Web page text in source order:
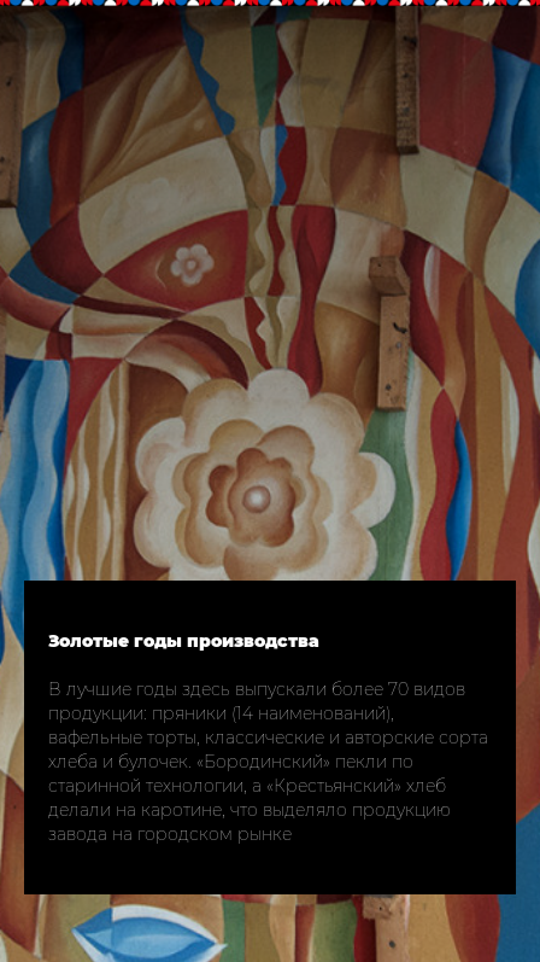
Золотые годы производства
В лучшие годы здесь выпускали более 70 видов
продукции: пряники (14 наименований),
вафельные торты, классические и авторские сорта
хлеба и булочек. «Бородинский» пекли по
старинной технологии, а «Крестьянский» хлеб
делали на каротине, что выделяло продукцию
завода на городском рынке